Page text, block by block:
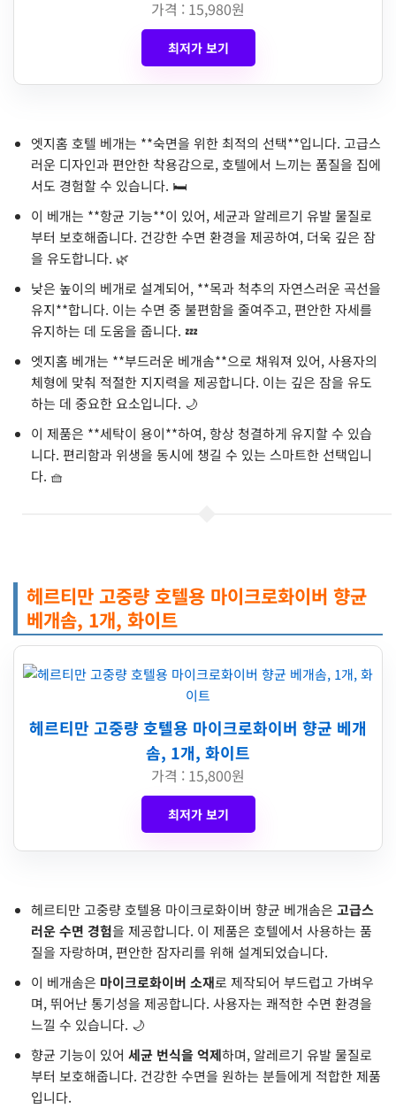
가격 : 15,980원
최저가 보기
엣지홈 호텔 베개는 **숙면을 위한 최적의 선택**입니다. 고급스
러운 디자인과 편안한 착용감으로, 호텔에서 느끼는 품질을 집에
서도 경험할 수 있습니다. 🛏️
이 베개는 **항균 기능**이 있어, 세균과 알레르기 유발 물질로
부터 보호해줍니다. 건강한 수면 환경을 제공하여, 더욱 깊은 잠
을 유도합니다. 🌿
낮은 높이의 베개로 설계되어, **목과 척추의 자연스러운 곡선을
유지**합니다. 이는 수면 중 불편함을 줄여주고, 편안한 자세를
유지하는 데 도움을 줍니다. 💤
엣지홈 베개는 **부드러운 베개솜**으로 채워져 있어, 사용자의
체형에 맞춰 적절한 지지력을 제공합니다. 이는 깊은 잠을 유도
하는 데 중요한 요소입니다. 🌙
이 제품은 **세탁이 용이**하여, 항상 청결하게 유지할 수 있습
니다. 편리함과 위생을 동시에 챙길 수 있는 스마트한 선택입니
다. 🧺
헤르티만 고중량 호텔용 마이크로화이버 향균
베개솜, 1개, 화이트
헤르티만 고중량 호텔용 마이크로화이버 향균 베개
솜, 1개, 화이트
가격 : 15,800원
최저가 보기
헤르티만 고중량 호텔용 마이크로화이버 향균 베개솜은 고급스
러운 수면 경험을 제공합니다. 이 제품은 호텔에서 사용하는 품
질을 자랑하며, 편안한 잠자리를 위해 설계되었습니다.
이 베개솜은 마이크로화이버 소재로 제작되어 부드럽고 가벼우
며, 뛰어난 통기성을 제공합니다. 사용자는 쾌적한 수면 환경을
느낄 수 있습니다. 🌙
향균 기능이 있어 세균 번식을 억제하며, 알레르기 유발 물질로
부터 보호해줍니다. 건강한 수면을 원하는 분들에게 적합한 제품
입니다.